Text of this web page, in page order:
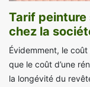
Tarif
chez la
Évidemment, le
que le coût d’une
la longévité du